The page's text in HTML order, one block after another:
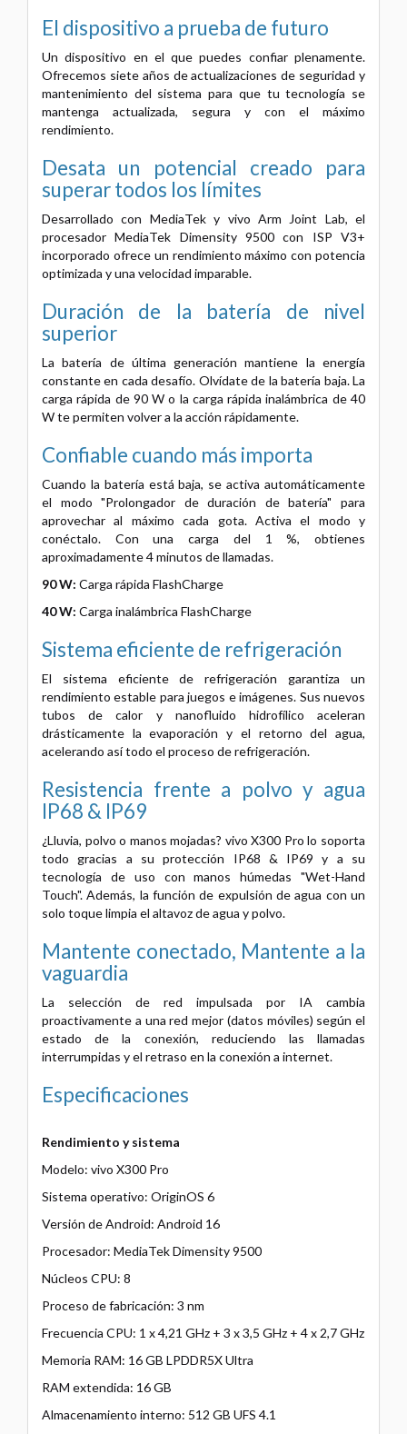
El dispositivo a prueba de futuro
Un dispositivo en el que puedes confiar plenamente.
Ofrecemos siete años de actualizaciones de seguridad y
mantenimiento del sistema para que tu tecnología se
mantenga actualizada, segura y con el máximo
rendimiento.
Desata un potencial creado para
superar todos los límites
Desarrollado con MediaTek y vivo Arm Joint Lab, el
procesador MediaTek Dimensity 9500 con ISP V3+
incorporado ofrece un rendimiento máximo con potencia
optimizada y una velocidad imparable.
Duración de la batería de nivel
superior
La batería de última generación mantiene la energía
constante en cada desafío. Olvídate de la batería baja. La
carga rápida de 90 W o la carga rápida inalámbrica de 40
W te permiten volver a la acción rápidamente.
Confiable cuando más importa
Cuando la batería está baja, se activa automáticamente
el modo "Prolongador de duración de batería" para
aprovechar al máximo cada gota. Activa el modo y
conéctalo. Con una carga del 1 %, obtienes
aproximadamente 4 minutos de llamadas.
90 W: Carga rápida FlashCharge
40 W: Carga inalámbrica FlashCharge
Sistema eficiente de refrigeración
El sistema eficiente de refrigeración garantiza un
rendimiento estable para juegos e imágenes. Sus nuevos
tubos de calor y nanofluido hidrofílico aceleran
drásticamente la evaporación y el retorno del agua,
acelerando así todo el proceso de refrigeración.
Resistencia frente a polvo y agua
IP68 & IP69
¿Lluvia, polvo o manos mojadas? vivo X300 Pro lo soporta
todo gracias a su protección IP68 & IP69 y a su
tecnología de uso con manos húmedas "Wet-Hand
Touch". Además, la función de expulsión de agua con un
solo toque limpia el altavoz de agua y polvo.
Mantente conectado, Mantente a la
vaguardia
La selección de red impulsada por IA cambia
proactivamente a una red mejor (datos móviles) según el
estado de la conexión, reduciendo las llamadas
interrumpidas y el retraso en la conexión a internet.
Especificaciones
Rendimiento y sistema
Modelo: vivo X300 Pro
Sistema operativo: OriginOS 6
Versión de Android: Android 16
Procesador: MediaTek Dimensity 9500
Núcleos CPU: 8
Proceso de fabricación: 3 nm
Frecuencia CPU: 1 x 4,21 GHz + 3 x 3,5 GHz + 4 x 2,7 GHz
Memoria RAM: 16 GB LPDDR5X Ultra
RAM extendida: 16 GB
Almacenamiento interno: 512 GB UFS 4.1